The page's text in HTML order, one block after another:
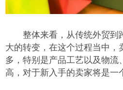
整体来看，从传统外贸到
大的转变，在这个过程当中，
多，特别是产品工艺以及物流
高，对于新入手的卖家将是一